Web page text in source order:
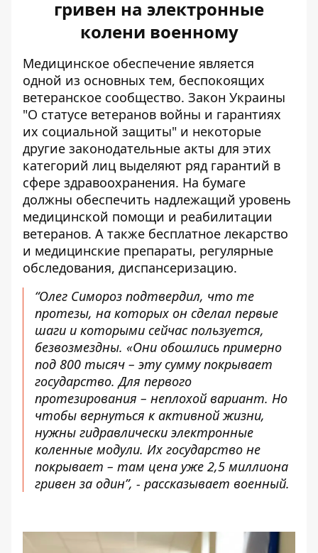
гривен на электронные
колени военному
Медицинское обеспечение является
одной из основных тем, беспокоящих
ветеранское сообщество. Закон Украины
"О статусе ветеранов войны и гарантиях
их социальной защиты" и некоторые
другие законодательные акты для этих
категорий лиц выделяют ряд гарантий в
сфере здравоохранения. На бумаге
должны обеспечить надлежащий уровень
медицинской помощи и реабилитации
ветеранов. А также бесплатное лекарство
и медицинские препараты, регулярные
обследования, диспансеризацию.
“Олег Симороз подтвердил, что те
протезы, на которых он сделал первые
шаги и которыми сейчас пользуется,
безвозмездны. «Они обошлись примерно
под 800 тысяч – эту сумму покрывает
государство. Для первого
протезирования – неплохой вариант. Но
чтобы вернуться к активной жизни,
нужны гидравлически электронные
коленные модули. Их государство не
покрывает – там цена уже 2,5 миллиона
гривен за один”, - рассказывает военный.